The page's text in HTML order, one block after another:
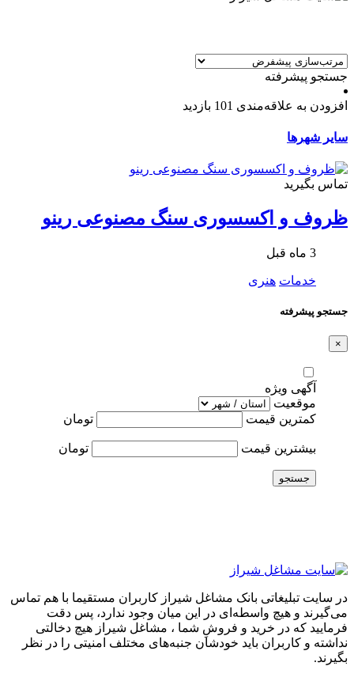
جستجو پیشرفته
افزودن به علاقه‌مندی 101 بازدید
سایر شهرها
تماس بگیرید
ظروف و اکسسوری سنگ مصنوعی رینو
3 ماه قبل
خدمات هنری
جستجو پیشرفته
×
آگهی ویژه
موقعیت
کمترین قیمت
تومان
بیشترین قیمت تومان
جستجو
در سایت تبلیغاتی بانک مشاغل شیراز کاربران مستقیما با هم تماس
می‌گیرند و هیچ واسطه‌ای در این میان وجود ندارد، پس دقت
فرمایید که در خرید و فروشِ شما ، مشاغل شیراز هیچ دخالتی
نداشته و کاربران باید خودشان جنبه‌های مختلف امنیتی را در نظر
بگیرند.